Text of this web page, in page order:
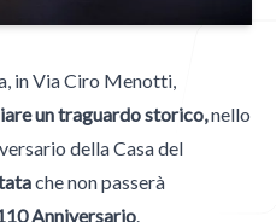
in Via Ciro Menotti,
un traguardo storico,nello
della Casa del
che non passerà
Anniversario.